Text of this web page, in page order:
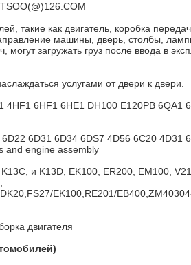
как двигатель, коробка
машины, дверь, столбы,
загружать груз после ввода в
услугами от двери к двери.
6HF1 6HE1 DH100 E120PB 6QA1
6D31 6D34 6DS7 4D56 6C20 4D31
and engine assembly
и K13D, EK100, ER200, EM100,
EK100,RE201/
двигателя